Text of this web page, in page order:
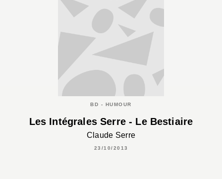
BD - HUMOUR
Les Intégrales Serre - Le Bestiaire
Claude Serre
23/10/2013